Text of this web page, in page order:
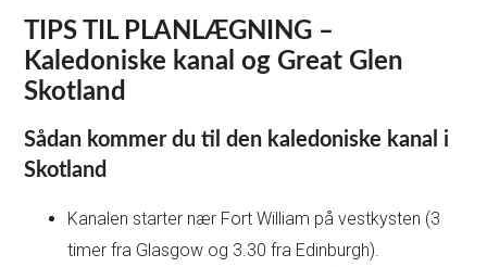
TIPS TIL PLANLÆGNING –
Kaledoniske kanal og Great Glen
Skotland
Sådan kommer du til den kaledoniske kanal i
Skotland
Kanalen starter nær Fort William på vestkysten (3
timer fra Glasgow og 3.30 fra Edinburgh).